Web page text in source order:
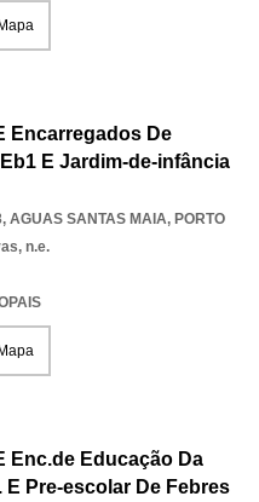
Encarregados De
E Jardim-de-infância
, AGUAS SANTAS MAIA, PORTO
n.e.
Enc.de Educação Da
E Pre-escolar De Febres